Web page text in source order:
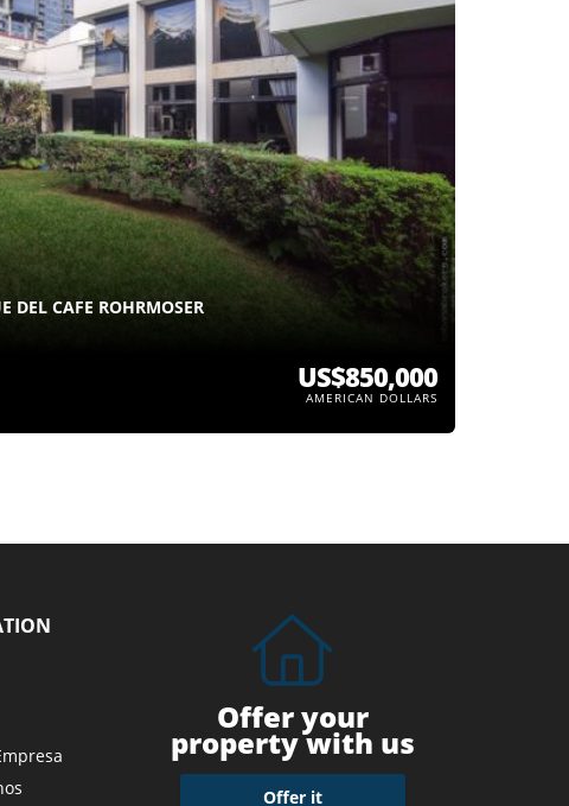
DEL CAFE ROHRMOSER
US$850,000
AMERICAN DOLLARS
Offer your
property with us
Offer it